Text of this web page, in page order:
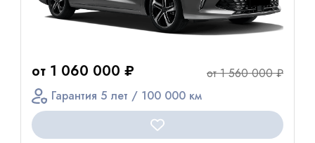
от 1 060 000 ₽
от 1 560 000 ₽
Гарантия 5 лет / 100 000 км